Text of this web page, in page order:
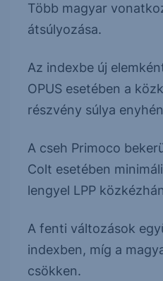
Több magyar
átsúlyozása.
Az indexbe új
OPUS esetében a
részvény súlya
A cseh Primoco
Colt esetében
lengyel LPP
A fenti változások
indexben, míg a
csökken.